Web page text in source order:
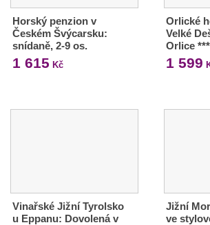
Horský penzion v
Českém Švýcarsku:
snídaně, 2-9 os.
1 615 Kč
Orlické
Velké
Orlice
1 599
Vinařské Jižní Tyrolsko
u Eppanu: Dovolená v
Jižní
ve